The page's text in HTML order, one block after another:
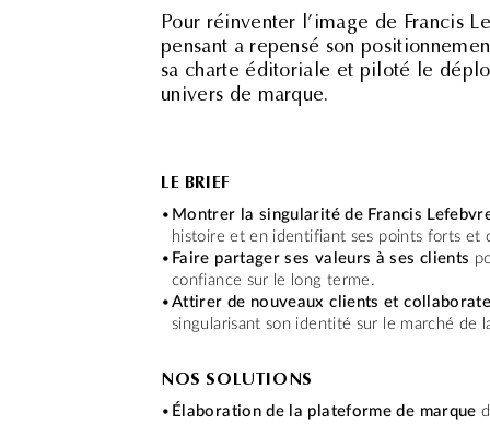
Pour réinventer l’image de Francis
pensant a repensé son
sa charte éditoriale et piloté le
univers de marque.
LE BRIEF
Montrer la singularité de Francis
histoire et en identifiant ses points forts et
Faire partager ses valeurs à ses clients
confiance sur le long terme.
Attirer de nouveaux clients et
singularisant son identité sur le marché de
NOS SOLUTIONS
Élaboration de la plateforme de marque